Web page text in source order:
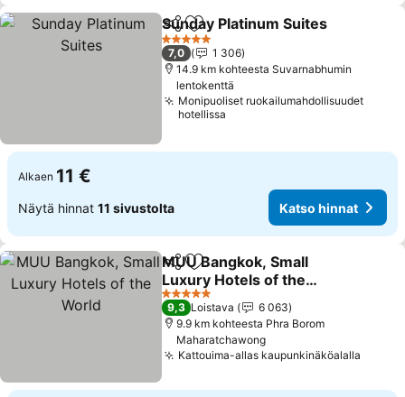
Jaa Lisää suosikkeihin
Sunday Platinum Suites
5 Tähtiluokitus
7,0
1 306
14.9 km kohteesta Suvarnabhumin
lentokenttä
Monipuoliset ruokailumahdollisuudet
hotellissa
Alkaen 11 €
Näytä hinnat 11 sivustolta Katso hinnat
Jaa Lisää suosikkeihin
MUU Bangkok, Small
Luxury Hotels of the
World
5 Tähtiluokitus
9,3 Loistava
6 063
9.9 km kohteesta Phra Borom
Maharatchawong
Kattouima-allas kaupunkinäköalalla